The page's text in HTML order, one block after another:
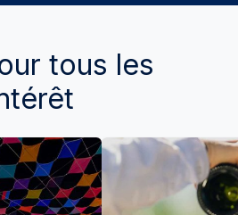
tous les